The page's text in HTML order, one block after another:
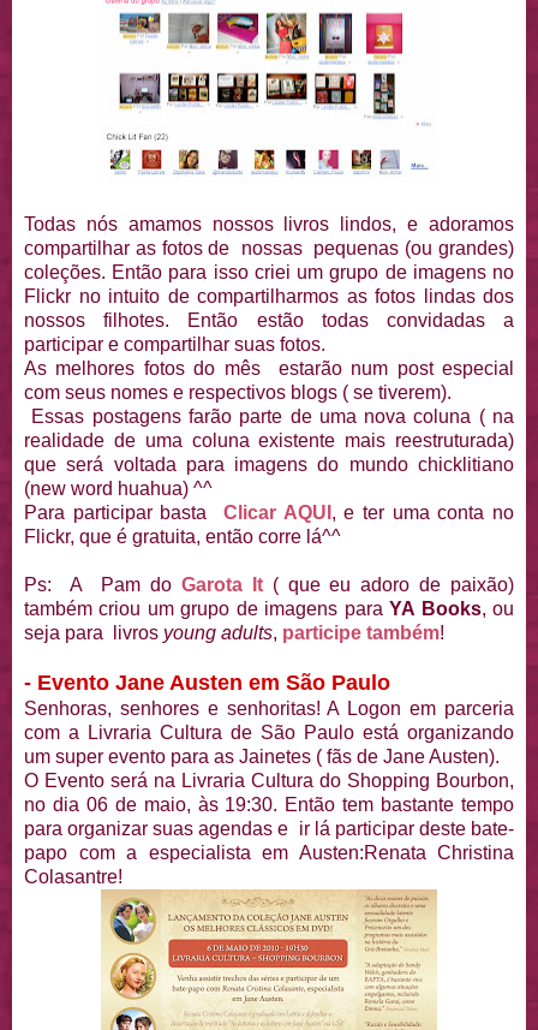
Todas nós amamos nossos livros lindos, e adoramos
compartilhar as fotos de nossas pequenas (ou grandes)
coleções. Então para isso criei um grupo de imagens no
Flickr no intuito de compartilharmos as fotos lindas dos
nossos filhotes. Então estão todas convidadas a
participar e compartilhar suas fotos.
As melhores fotos do mês estarão num post especial
com seus nomes e respectivos blogs ( se tiverem).
Essas postagens farão parte de uma nova coluna ( na
realidade de uma coluna existente mais reestruturada)
que será voltada para imagens do mundo chicklitiano
(new word huahua) ^^
Para participar basta Clicar AQUI , e ter uma conta no
Flickr, que é gratuita, então corre lá^^
Ps: A Pam doGarota It( que eu adoro de paixão)
também criou um grupo de imagens para YA Books, ou
seja para livros young adults, participe também!
- Evento Jane Austen em São Paulo
Senhoras, senhores e senhoritas! A Logon em parceria
com a Livraria Cultura de São Paulo está organizando
um super evento para as Jainetes ( fãs de Jane Austen).
O Evento será na Livraria Cultura do Shopping Bourbon,
no dia 06 de maio, às 19:30. Então tem bastante tempo
para organizar suas agendas e ir lá participar deste bate-
papo com a especialista em Austen:Renata Christina
Colasantre!